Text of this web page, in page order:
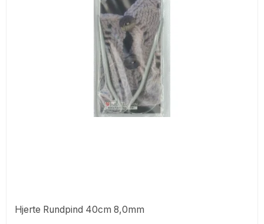
Hjerte Rundpind 40cm 8,0mm